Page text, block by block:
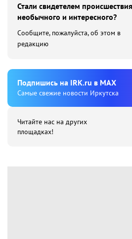
Стали свидетелем
необычного и интересного?
Сообщите, пожалуйста, об этом в
редакцию
Подпишиcь на IRK.ru в MAX
Cамые свежие новости Иркутска
Читайте нас на других
площадках!